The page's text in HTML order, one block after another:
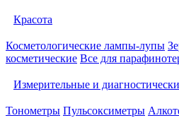
Красота
Косметологические лампы-лупы
косметические Все для
Измерительные и
Тонометры Пульсоксиметры